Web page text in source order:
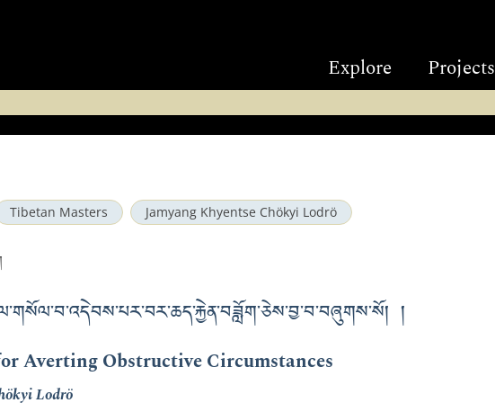
Explore Projects
Tibetan Masters Jamyang Khyentse Chökyi Lodrö
།
Averting Obstructive Circumstances
Lodrö